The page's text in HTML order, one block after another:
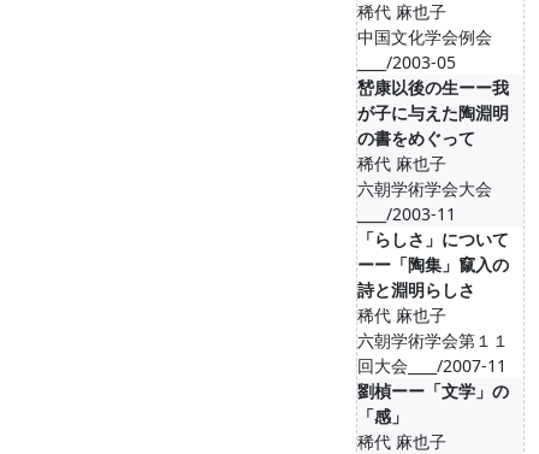
稀代 麻也子
中国文化学会例会
____/2003-05
嵆康以後の生ーー我
が子に与えた陶淵明
の書をめぐって
稀代 麻也子
六朝学術学会大会
____/2003-11
「らしさ」について
ーー「陶集」竄入の
詩と淵明らしさ
稀代 麻也子
六朝学術学会第１１
回大会____/2007-11
劉楨ーー「文学」の
「感」
稀代 麻也子